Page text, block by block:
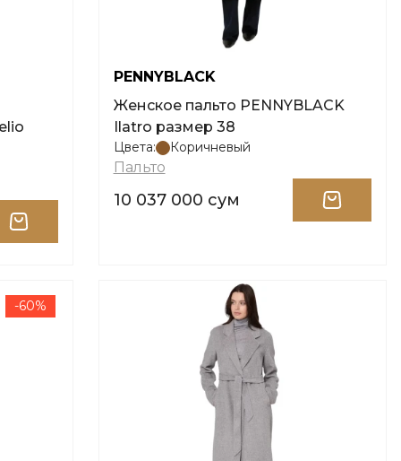
PENNYBLACK
Женское пальто PENNYBLACK
Ilatro размер 38
Цвета: Коричневый
Пальто
10 037 000 сум
-60%